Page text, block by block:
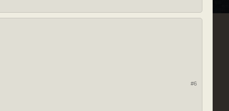
#6